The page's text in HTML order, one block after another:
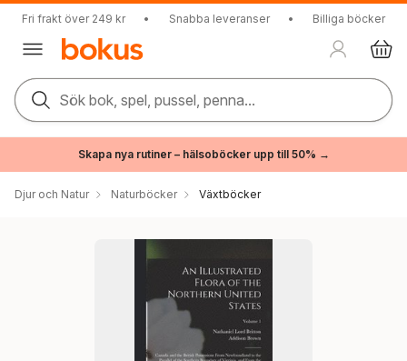
Fri frakt över 249 kr • Snabba leveranser • Billiga böcker
Sök bok, spel, pussel, penna...
Skapa nya rutiner – hälsoböcker upp till 50% →
Djur och Natur Naturböcker Växtböcker